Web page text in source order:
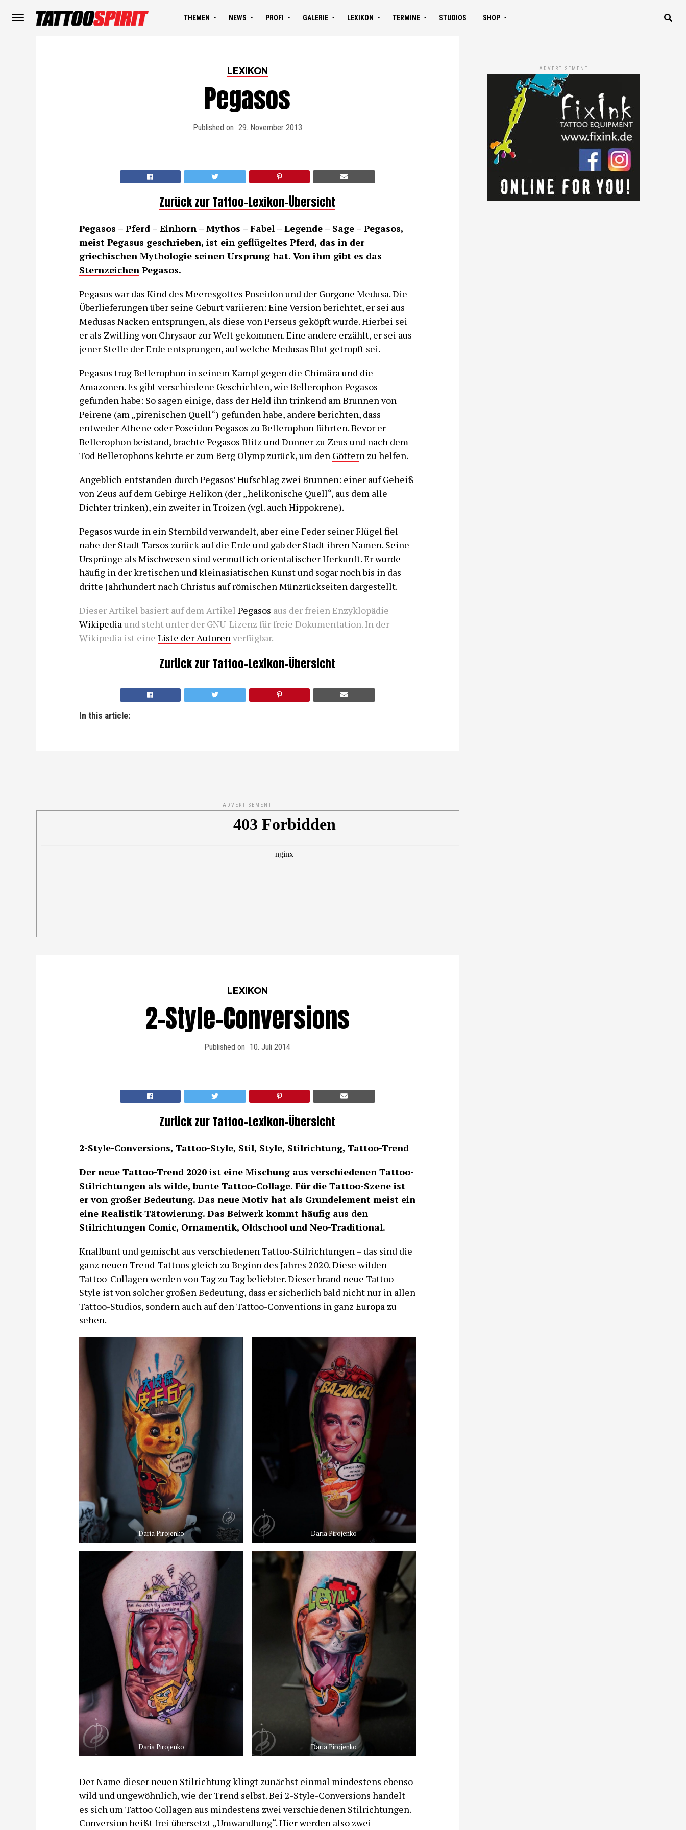
THEMEN NEWS PROFI GALERIE LEXIKON TERMINE STUDIOS SHOP
LEXIKON
Pegasos
Published on 29. November 2013
Zurück zur Tattoo-Lexikon-Übersicht
Pegasos – Pferd – Einhorn– Mythos – Fabel – Legende – Sage – Pegasos,
meist Pegasus geschrieben, ist ein geflügeltes Pferd, das in der
griechischen Mythologie seinen Ursprung hat. Von ihm gibt es das
SternzeichenPegasos.
Pegasos war das Kind des Meeresgottes Poseidon und der Gorgone Medusa. Die
Überlieferungen über seine Geburt variieren: Eine Version berichtet, er sei aus
Medusas Nacken entsprungen, als diese von Perseus geköpft wurde. Hierbei sei
er als Zwilling von Chrysaor zur Welt gekommen. Eine andere erzählt, er sei aus
jener Stelle der Erde entsprungen, auf welche Medusas Blut getropft sei.
Pegasos trug Bellerophon in seinem Kampf gegen die Chimära und die
Amazonen. Es gibt verschiedene Geschichten, wie Bellerophon Pegasos
gefunden habe: So sagen einige, dass der Held ihn trinkend am Brunnen von
Peirene (am „pirenischen Quell“) gefunden habe, andere berichten, dass
entweder Athene oder Poseidon Pegasos zu Bellerophon führten. Bevor er
Bellerophon beistand, brachte Pegasos Blitz und Donner zu Zeus und nach dem
Tod Bellerophons kehrte er zum Berg Olymp zurück, um den Göttern zu helfen.
Angeblich entstanden durch Pegasos’ Hufschlag zwei Brunnen: einer auf Geheiß
von Zeus auf dem Gebirge Helikon (der „helikonische Quell“, aus dem alle
Dichter trinken), ein zweiter in Troizen (vgl. auch Hippokrene).
Pegasos wurde in ein Sternbild verwandelt, aber eine Feder seiner Flügel fiel
nahe der Stadt Tarsos zurück auf die Erde und gab der Stadt ihren Namen. Seine
Ursprünge als Mischwesen sind vermutlich orientalischer Herkunft. Er wurde
häufig in der kretischen und kleinasiatischen Kunst und sogar noch bis in das
dritte Jahrhundert nach Christus auf römischen Münzrückseiten dargestellt.
Dieser Artikel basiert auf dem Artikel Pegasos aus der freien Enzyklopädie
Wikipediaund steht unter der GNU-Lizenz für freie Dokumentation. In der
Wikipedia ist eine Liste der Autorenverfügbar.
Zurück zur Tattoo-Lexikon-Übersicht
In this article:
ADVERTISEMENT
LEXIKON
2-Style-Conversions
Published on 10. Juli 2014
Zurück zur Tattoo-Lexikon-Übersicht
2-Style-Conversions, Tattoo-Style, Stil, Style, Stilrichtung, Tattoo-Trend
Der neue Tattoo-Trend 2020 ist eine Mischung aus verschiedenen Tattoo-
Stilrichtungen als wilde, bunte Tattoo-Collage. Für die Tattoo-Szene ist
er von großer Bedeutung. Das neue Motiv hat als Grundelement meist ein
eine Realistik-Tätowierung. Das Beiwerk kommt häufig aus den
Stilrichtungen Comic, Ornamentik, Oldschoolund Neo-Traditional.
Knallbunt und gemischt aus verschiedenen Tattoo-Stilrichtungen – das sind die
ganz neuen Trend-Tattoos gleich zu Beginn des Jahres 2020. Diese wilden
Tattoo-Collagen werden von Tag zu Tag beliebter. Dieser brand neue Tattoo-
Style ist von solcher großen Bedeutung, dass er sicherlich bald nicht nur in allen
Tattoo-Studios, sondern auch auf den Tattoo-Conventions in ganz Europa zu
sehen.
Daria Pirojenko Daria Pirojenko
Daria Pirojenko Daria Pirojenko
Der Name dieser neuen Stilrichtung klingt zunächst einmal mindestens ebenso
wild und ungewöhnlich, wie der Trend selbst. Bei 2-Style-Conversions handelt
es sich um Tattoo Collagen aus mindestens zwei verschiedenen Stilrichtungen.
Conversion heißt frei übersetzt „Umwandlung“. Hier werden also zwei
ADVERTISEMENT